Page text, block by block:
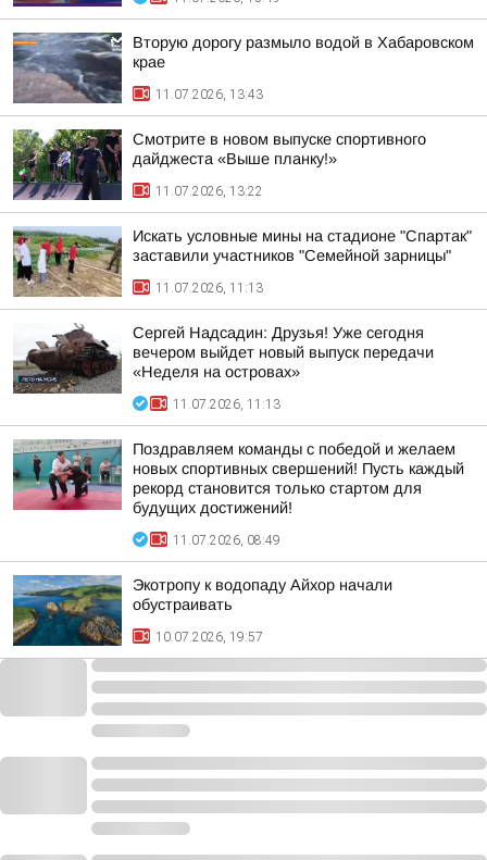
Вторую дорогу размыло водой в Хабаровском
крае
11.07.2026, 13:43
Смотрите в новом выпуске спортивного
дайджеста «Выше планку!»
11.07.2026, 13:22
Искать условные мины на стадионе "Спартак"
заставили участников "Семейной зарницы"
11.07.2026, 11:13
Сергей Надсадин: Друзья! Уже сегодня
вечером выйдет новый выпуск передачи
«Неделя на островах»
11.07.2026, 11:13
Поздравляем команды с победой и желаем
новых спортивных свершений! Пусть каждый
рекорд становится только стартом для
будущих достижений!
11.07.2026, 08:49
Экотропу к водопаду Айхор начали
обустраивать
10.07.2026, 19:57